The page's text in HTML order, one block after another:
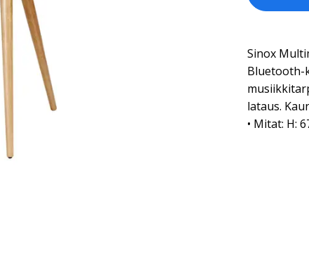
Sinox
Bluetooth-
lataus.
• Mitat: H: